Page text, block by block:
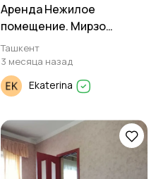
Аренда Нежилое
помещение. Мирзо
Улугбекский р-он. Юий
Дагестанская. 70м². 1
этаж. этажность 2.
Ташкент
3 месяца назад
Ekaterina